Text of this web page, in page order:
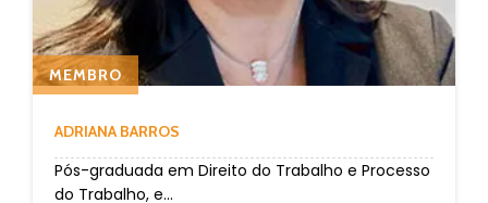
MEMBRO
ADRIANA BARROS
Pós-graduada em Direito do Trabalho e Processo
do Trabalho, e...